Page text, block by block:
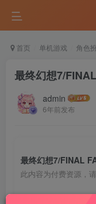
首页 单机游戏 角色
最终幻想7/
admin
6年前发布
最终幻想7/FINAL
此内容为付费资源，